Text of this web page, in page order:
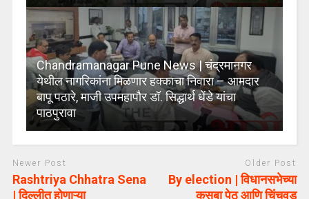
Chandramanagar Pune News | चंद्रमानगर
येथील नागरिकांना मिळणार हक्‍काचा निवारा – आमदार
बापू पठारे, माजी उपमहापौर डॉ. सिद्धार्थ धेंडे यांचा
पाठपुरावा
Newer Post
Rashtriya Chhatra Sena
| दिल्लीत होणाऱ्या
Older Post
By election | विधानसभेच्या
कसबा पेठ आणि चिंचवड